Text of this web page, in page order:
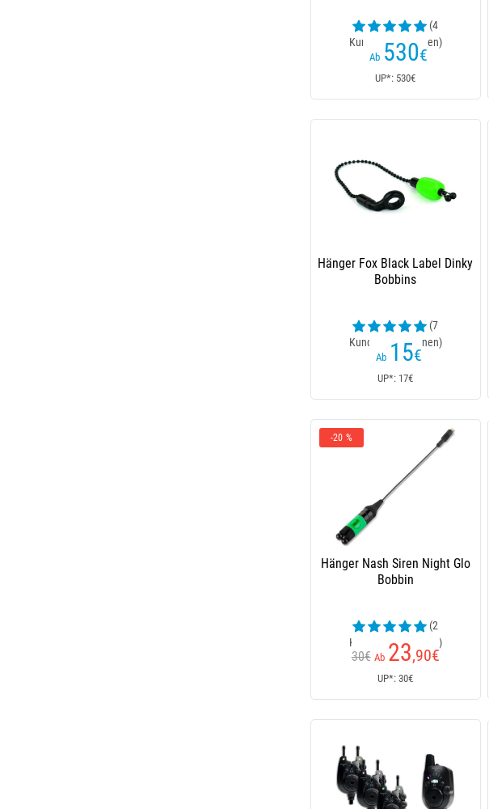
(4
Kundenrezensionen)
Ab 530€
UP*: 530€
Hänger Fox Black Label Dinky
Bobbins
(7
Kundenrezensionen)
Ab 15€
UP*: 17€
-20 %
Hänger Nash Siren Night Glo
Bobbin
(2
Kundenrezensionen)
30€ Ab 23,90€
UP*: 30€